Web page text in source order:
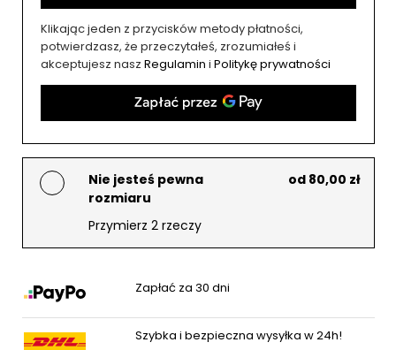
Klikając jeden z przycisków metody płatności,
potwierdzasz, że przeczytałeś, zrozumiałeś i
akceptujesz nasz Regulamin i Politykę prywatności
Nie jesteś pewna
rozmiaru
od 80,00 zł
Przymierz 2 rzeczy
Zapłać za 30 dni
Szybka i bezpieczna wysyłka w 24h!